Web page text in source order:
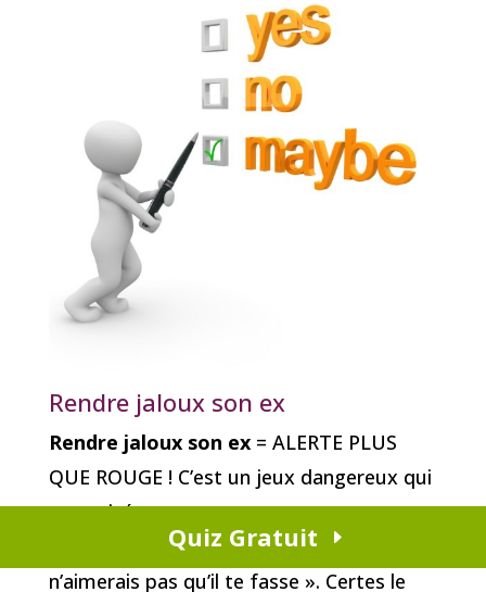
Rendre jaloux son ex
Rendre jaloux son ex= ALERTE PLUS
QUE ROUGE ! C’est un jeux dangereux qui
peut aisément se retourner contre nous.
En bref « ne fais pas à ton ex ce que tu
n’aimerais pas qu’il te fasse ». Certes le
Quiz Gratuit